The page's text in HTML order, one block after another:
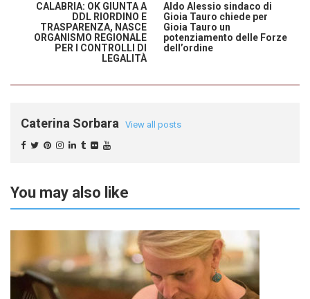
CALABRIA: OK GIUNTA A
DDL RIORDINO E
TRASPARENZA, NASCE
ORGANISMO REGIONALE
PER I CONTROLLI DI
LEGALITÀ
Aldo Alessio sindaco di
Gioia Tauro chiede per
Gioia Tauro un
potenziamento delle Forze
dell’ordine
Caterina Sorbara View all posts
You may also like